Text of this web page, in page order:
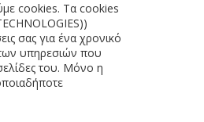
cookies. Τα cookies
σας για ένα χρονικό
υπηρεσιών που
του. Mόνο η